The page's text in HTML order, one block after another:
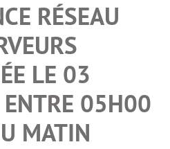
RÉSEAU
LE 03
05H00
MATIN